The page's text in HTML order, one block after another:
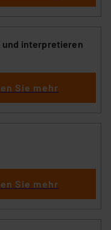
interpretieren
Sie mehr
Sie mehr